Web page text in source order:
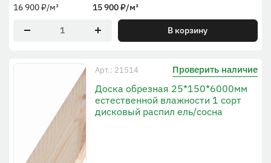
16 900₽/м³ 15 900₽/м³
В корзину
Арт.: 21514 Проверить наличие
Доска обрезная 25*150*6000мм
естественной влажности 1 сорт
дисковый распил ель/сосна